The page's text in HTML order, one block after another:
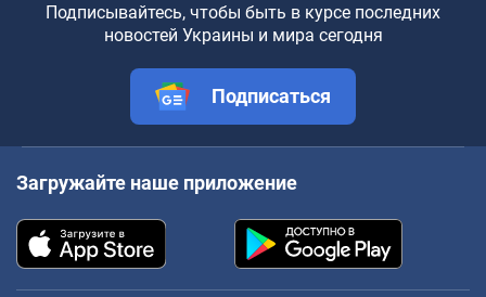
Подписывайтесь, чтобы быть в курсе последних
новостей Украины и мира сегодня
Подписаться
Загружайте наше приложение